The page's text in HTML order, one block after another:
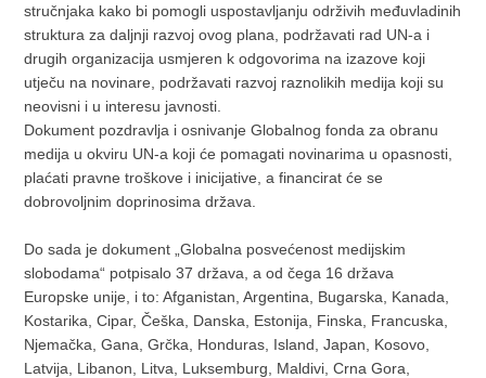
stručnjaka kako bi pomogli uspostavljanju održivih međuvladinih
struktura za daljnji razvoj ovog plana, podržavati rad UN-a i
drugih organizacija usmjeren k odgovorima na izazove koji
utječu na novinare, podržavati razvoj raznolikih medija koji su
neovisni i u interesu javnosti.
Dokument pozdravlja i osnivanje Globalnog fonda za obranu
medija u okviru UN-a koji će pomagati novinarima u opasnosti,
plaćati pravne troškove i inicijative, a financirat će se
dobrovoljnim doprinosima država.
Do sada je dokument „Globalna posvećenost medijskim
slobodama“ potpisalo 37 država, a od čega 16 država
Europske unije, i to: Afganistan, Argentina, Bugarska, Kanada,
Kostarika, Cipar, Češka, Danska, Estonija, Finska, Francuska,
Njemačka, Gana, Grčka, Honduras, Island, Japan, Kosovo,
Latvija, Libanon, Litva, Luksemburg, Maldivi, Crna Gora,